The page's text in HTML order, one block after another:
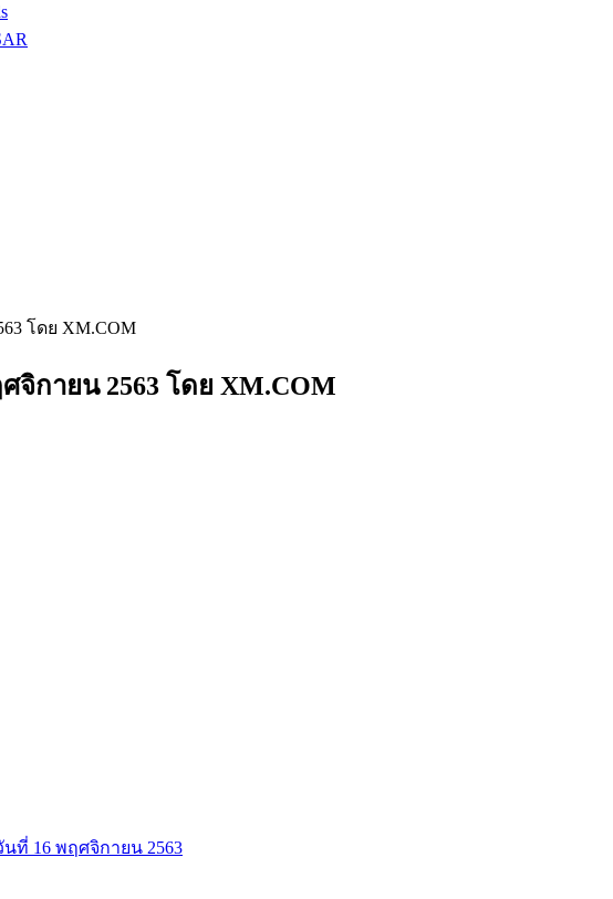
โดย XM.COM
จิกายน 2563 โดย XM.COM
ที่ 16 พฤศจิกายน 2563